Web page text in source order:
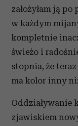
założyłam ją
w każdym
kompletnie
świeżo i
stopnia, że
ma kolor inny
Oddziaływanie
zjawiskiem